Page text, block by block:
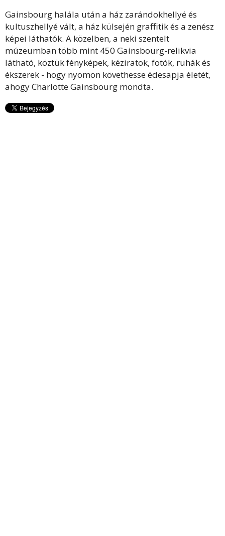
Gainsbourg halála után a ház zarándokhellyé és
kultuszhellyé vált, a ház külsején graffitik és a zenész
képei láthatók. A közelben, a neki szentelt
múzeumban több mint 450 Gainsbourg-relikvia
látható, köztük fényképek, kéziratok, fotók, ruhák és
ékszerek - hogy nyomon követhesse édesapja életét,
ahogy Charlotte Gainsbourg mondta.